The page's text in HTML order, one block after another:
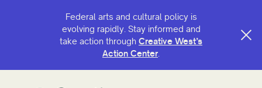
Federal arts and cultural policy is
evolving rapidly. Stay informed and
take action through Creative West’s
Action Center.